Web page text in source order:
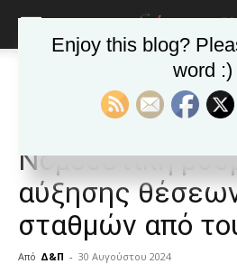
ΕΙΔΗΣΕΙΣ Αυτοδιοίκηση
Βρεφονηπιακοί:
Νομοθετική
αύξησης
σταθμών από
Από Δ&Π - 30 Αυγούστου 2024
Enjoy this blog?
word :)